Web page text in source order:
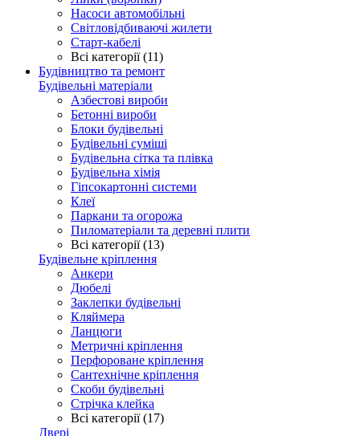
Насоси автомобільні
Світловідбиваючі жилети
Старт-кабелі
Всі категорії (11)
Будівництво та ремонт
Будівельні матеріали
Азбестові вироби
Бетонні вироби
Блоки будівельні
Будівельні суміші
Будівельна сітка та плівка
Будівельна хімія
Гіпсокартонні системи
Клеї
Паркани та огорожа
Пиломатеріали та деревні плити
Всі категорії (13)
Будівельне кріплення
Анкери
Дюбелі
Заклепки будівельні
Кляймера
Ланцюги
Метричні кріплення
Перфороване кріплення
Сантехнічне кріплення
Скоби будівельні
Стрічка клейка
Всі категорії (17)
Двері